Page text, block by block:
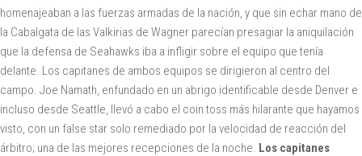
homenajeaban a las fuerzas armadas de la nación, y que sin echar mano de
la Cabalgata de las Valkirias de Wagner parecían presagiar la aniquilación
que la defensa de Seahawks iba a infligir sobre el equipo que tenía
delante. Los capitanes de ambos equipos se dirigieron al centro del
campo. Joe Namath, enfundado en un abrigo identificable desde Denver e
incluso desde Seattle, llevó a cabo el coin toss más hilarante que hayamos
visto, con un false star solo remediado por la velocidad de reacción del
árbitro; una de las mejores recepciones de la noche. Los capitanes